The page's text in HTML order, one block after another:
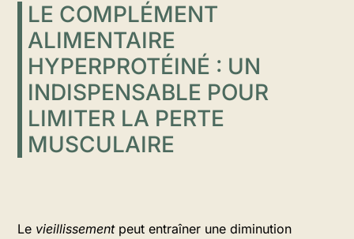
LE COMPLÉMENT
ALIMENTAIRE
HYPERPROTÉINÉ : UN
INDISPENSABLE POUR
LIMITER LA PERTE
MUSCULAIRE
Le vieillissementpeut entraîner une diminution